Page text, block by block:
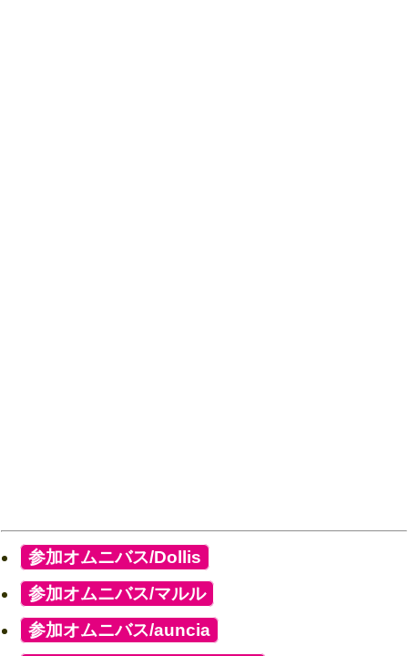
参加オムニバス/Dollis
参加オムニバス/マルル]
参加オムニバス/auncia]